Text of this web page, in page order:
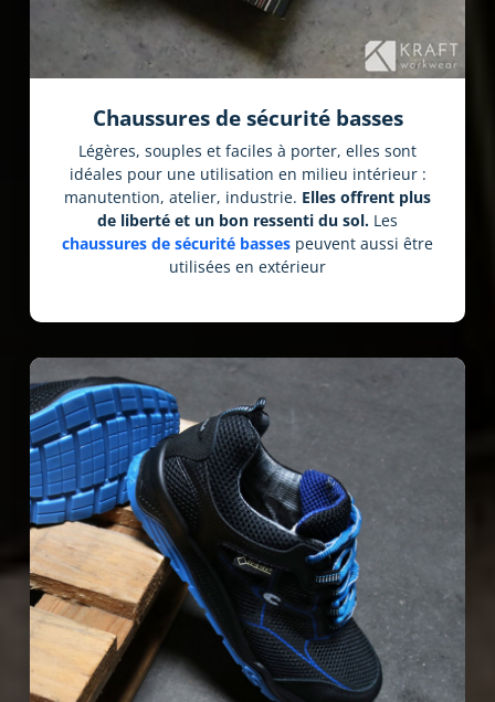
Chaussures de sécurité basses
Légères, souples et faciles à porter, elles sont
idéales pour une utilisation en milieu intérieur :
manutention, atelier, industrie. Elles offrent plus
de liberté et un bon ressenti du sol. Les
chaussures de sécurité basses peuvent aussi être
utilisées en extérieur